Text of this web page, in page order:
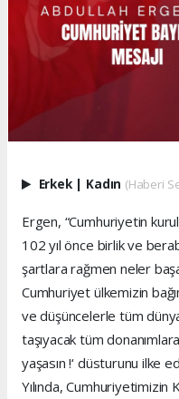
Erkek | Kadın (Haberi
Ergen, “Cumhuriyetin
102 yıl önce birlik ve
şartlara rağmen neler
Cumhuriyet ülkemizin
ve düşüncelerle tüm
taşıyacak tüm
yaşasın !‘ düsturunu ilke
Yılında,